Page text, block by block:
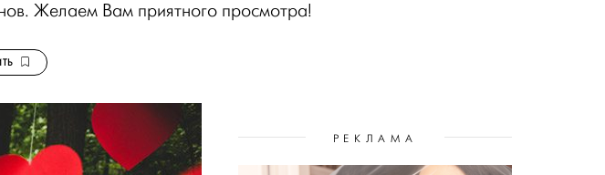
Желаем Вам приятного просмотра!
РЕКЛАМА